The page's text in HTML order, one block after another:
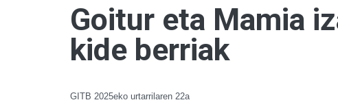
Goitur eta Mamia
kide berriak
GITB 2025eko urtarrilaren 22a